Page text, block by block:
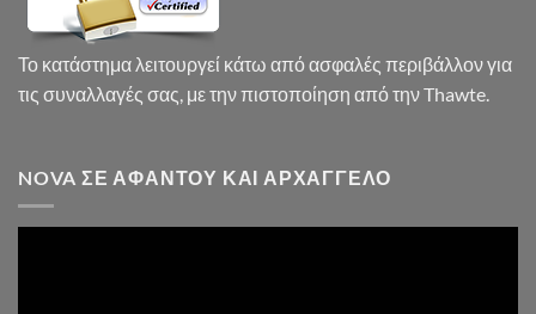
Το κατάστημα λειτουργεί κάτω από ασφαλές περιβάλλον για
τις συναλλαγές σας, με την πιστοποίηση από την Thawte.
NOVA ΣΕ ΑΦΆΝΤΟΥ ΚΑΙ ΑΡΧΆΓΓΕΛΟ